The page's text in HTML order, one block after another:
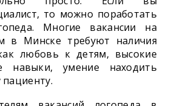
то можно поработать
Многие вакансии на
в Минске требуют наличия
любовь к детям, высокие
навыки, умение находить